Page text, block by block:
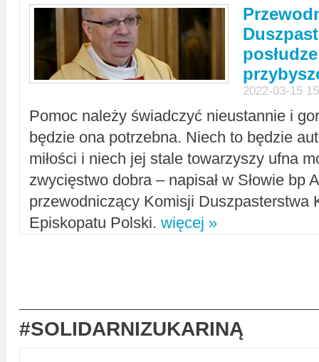
2022-03-15
Pomoc należy świadczyć nieustannie i
będzie ona potrzebna. Niech to będzie
miłości i niech jej stale towarzyszy ufna
zwycięstwo dobra – napisał w Słowie bp
przewodniczący Komisji Duszpasterstwa
Episkopatu Polski. więcej »
#SOLIDARNIZUKARINĄ